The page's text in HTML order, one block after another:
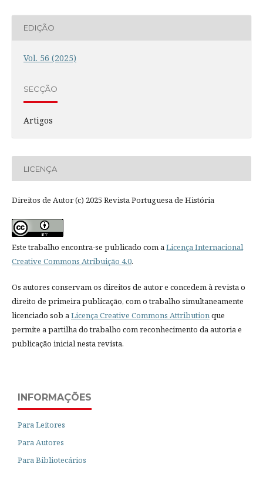
EDIÇÃO
Vol. 56 (2025)
SECÇÃO
Artigos
LICENÇA
Direitos de Autor (c) 2025 Revista Portuguesa de História
Este trabalho encontra-se publicado com aLicença Internacional
Creative Commons Atribuição 4.0.
Os autores conservam os direitos de autor e concedem à revista o
direito de primeira publicação, com o trabalho simultaneamente
licenciado sob aLicença Creative Commons Attributionque
permite a partilha do trabalho com reconhecimento da autoria e
publicação inicial nesta revista.
INFORMAÇÕES
Para Leitores
Para Autores
Para Bibliotecários